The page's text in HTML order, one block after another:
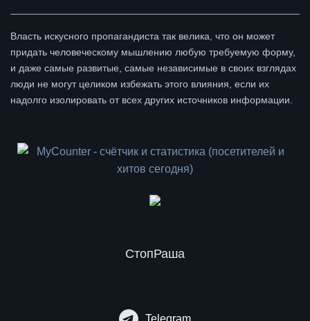
Власть искусного пропагандиста так велика, что он может
придать человеческому мышлению любую требуемую форму,
и даже самые развитые, самые независимые в своих взглядах
люди не могут целиком избежать этого влияния, если их
надолго изолировать от всех других источников информации.
СтопРаша
Telegram